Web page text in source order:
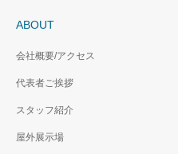
ABOUT
会社概要/アクセス
代表者ご挨拶
スタッフ紹介
屋外展示場